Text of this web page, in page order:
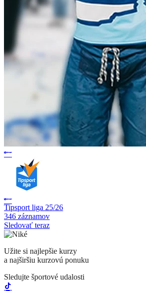
Tipsport liga 25/26
346 záznamov
Sledovať teraz
Užite si najlepšie kurzy
a najširšiu kurzovú ponuku
Sledujte športové udalosti